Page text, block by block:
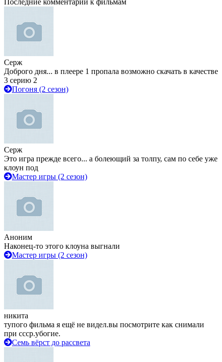
Последние комментарии к фильмам
Серж
Доброго дня... в плеере 1 пропала возможно скачать в качестве
3 серию 2
Погоня (2 сезон)
Серж
Это игра прежде всего... а болеющий за толпу, сам по себе уже
клоун под
Мастер игры (2 сезон)
Аноним
Наконец-то этого клоуна выгнали
Мастер игры (2 сезон)
никита
тупого фильма я ещё не видел.вы посмотрите как снимали
при ссср.убогие.
Семь вёрст до рассвета